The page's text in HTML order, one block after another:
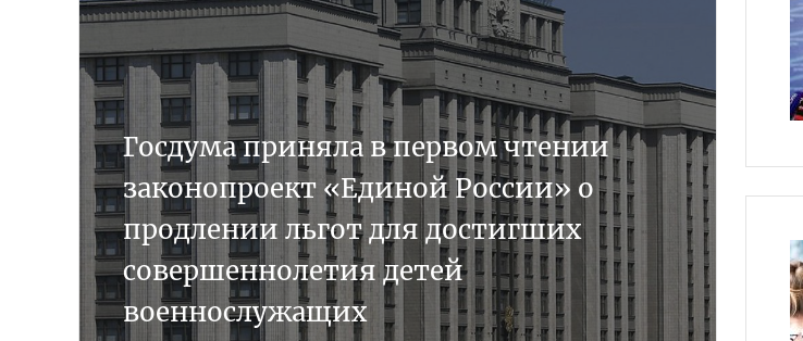
Госдума приняла в первом чтении
законопроект «Единой России» о
продлении льгот для достигших
совершеннолетия детей
военнослужащих